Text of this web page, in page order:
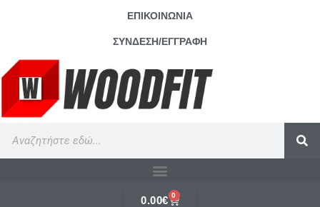
ΕΠΙΚΟΙΝΩΝΙΑ
ΣΥΝΔΕΣΗ/ΕΓΓΡΑΦΗ
0.00€ 0